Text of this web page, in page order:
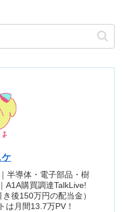
ケ
半導体・電子部品・樹
A1A購買調達TalkLive!
後150万円の配当金）
は月間13.7万PV！